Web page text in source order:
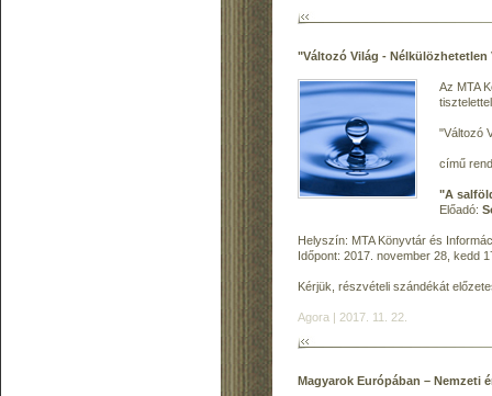
"Változó Világ - Nélkülözhetetlen
Az MTA
"Változó
című
"A
Előadó:
Helyszín: MTA Könyvtár és
Időpont: 2017. november 28, kedd
Kérjük, részvételi szándékát
Agora | 2017. 11. 22.
Magyarok Európában – Nemzeti